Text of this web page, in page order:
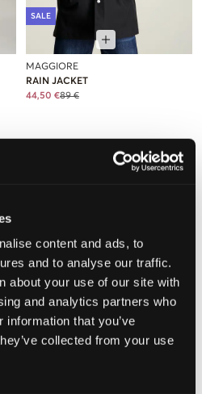
content and ads, to
and to analyse our traffic.
about your use of our site with
and analytics partners who
that you’ve
collected from your use
SALE
MAGGIORE
RAIN JACKET
44,50 €89 €